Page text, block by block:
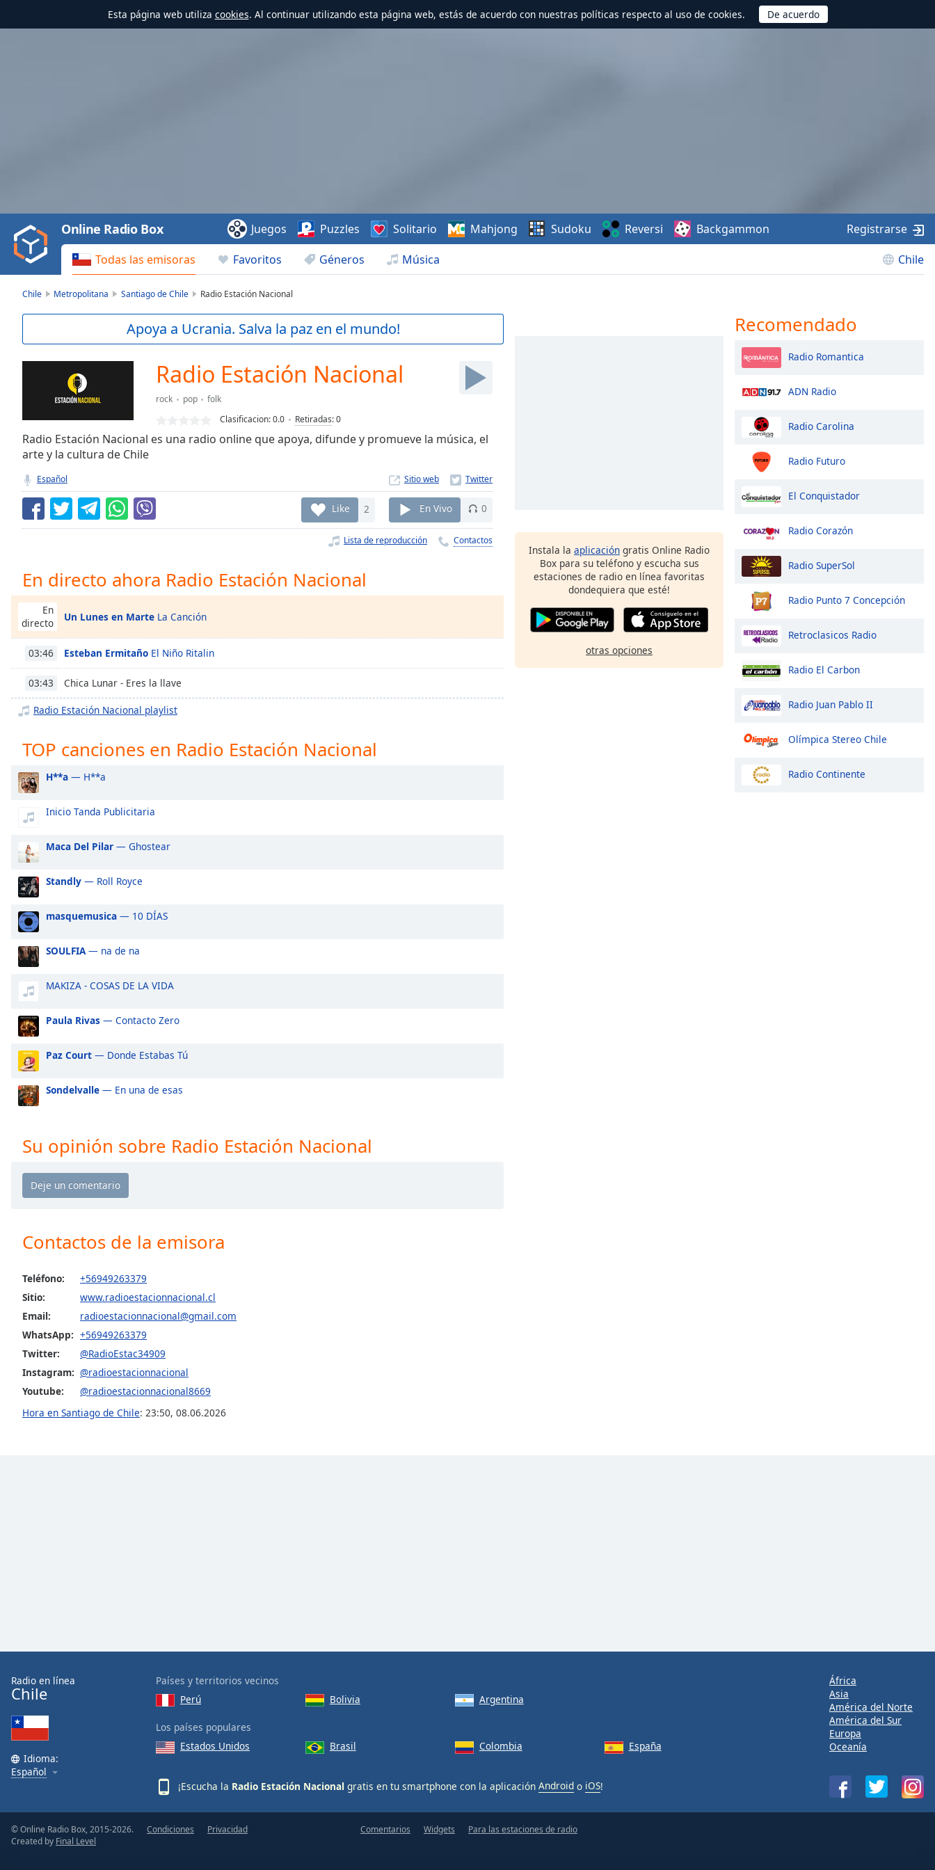
Esta página web utiliza cookies. Al continuar utilizando esta página web, estás de acuerdo con nuestras políticas respecto al uso de cookies.
Video
Play
Backward
Skip
Current
Duration-:-
Stream
TypeLIVE
Seek to
currently
behind
LIVE
Remaining
Time-
Playback
Rate
Chapters
Chapters
Descriptions
descriptions
subtitles
settings
opens
settings
dialog
subtitles
off
selected
Track
Picture
Fullscreen
This
modal
window.
dialog
window.
Escape
close
window.
Color
Background
Text
Edge
Style
Font
Reset
Done
Todas las emisoras Favoritos Géneros Música Chile
Online Radio Box Juegos Puzzles Solitario Mahjong Sudoku Reversi Backgammon Registrarse
Chile Metropolitana Santiago de Chile Radio Estación Nacional
Apoya a Ucrania. Salva la paz en el mundo!
Radio Estación Nacional
rock pop
folk
Clasificacion:0.0 Retiradas:0
Radio Estación Nacional es una radio online que apoya, difunde y promueve la música, el
arte y la cultura de Chile
Español Sitio web
Like 2 En Vivo 0
Lista de reproducción Contactos
En directo ahora Radio Estación Nacional
En
directo
Un Lunes en Marte La Canción
03:46 Esteban Ermitaño El Niño Ritalin
03:43 Chica Lunar - Eres la llave
Radio Estación Nacional playlist
TOP canciones en Radio Estación Nacional
H**a — H**a
Inicio Tanda Publicitaria
Maca Del Pilar — Ghostear
Standly — Roll Royce
masquemusica — 10 DÍAS
SOULFIA— na de na
MAKIZA - COSAS DE LA VIDA
Paula Rivas — Contacto Zero
Paz Court — Donde Estabas Tú
Sondelvalle — En una de esas
Su opinión sobre Radio Estación Nacional
Contactos de la emisora
Teléfono:
+56949263379
Sitio:
www.radioestacionnacional.cl
Email:
radioestacionnacional@gmail.com
WhatsApp: +56949263379
Twitter:
@RadioEstac34909
Instagram: @radioestacionnacional
Youtube:
@radioestacionnacional8669
Hora en Santiago de Chile: 23:50, 08.06.2026
Instala la aplicación gratis Online Radio
Box para su teléfono y escucha sus
estaciones de radio en línea favoritas
dondequiera que esté!
otras opciones
Recomendado
Radio Romantica
ADN Radio
Radio Carolina
Radio Futuro
El Conquistador
Radio Corazón
Radio SuperSol
Radio Punto 7 Concepción
Retroclasicos Radio
Radio El Carbon
Radio Juan Pablo II
Olímpica Stereo Chile
Radio Continente
Radio en línea
Chile
Idioma:
Español
Países y territorios vecinos
Perú
Bolivia Argentina
Los países populares
Estados Unidos
Brasil Colombia España
¡Escucha la Radio Estación Nacional gratis en tu smartphone con la aplicación Android o iOS!
África
Asia
América del Norte
América del Sur
Europa
Oceanía
© Online Radio Box, 2015-2026.
Created by Final Level
Condiciones Privacidad Comentarios Widgets Para las estaciones de radio